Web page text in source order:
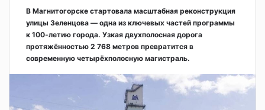
В Магнитогорске стартовала масштабная реконструкция
улицы Зеленцова — одна из ключевых частей программы
к 100-летию города. Узкая двухполосная дорога
протяжённостью 2 768 метров превратится в
современную четырёхполосную магистраль.